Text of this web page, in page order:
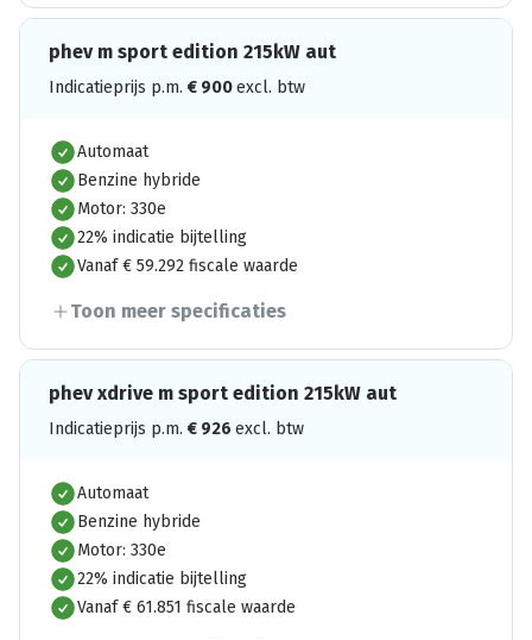
phev m sport edition 215kW aut
Indicatieprijs p.m. € 900excl. btw
Automaat
Benzine hybride
Motor: 330e
22% indicatie bijtelling
Vanaf € 59.292 fiscale waarde
Toon meer specificaties
phev xdrive m sport edition 215kW aut
Indicatieprijs p.m. € 926 excl. btw
Automaat
Benzine hybride
Motor: 330e
22% indicatie bijtelling
Vanaf € 61.851 fiscale waarde